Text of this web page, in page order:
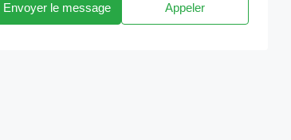
Envoyer le message Appeler